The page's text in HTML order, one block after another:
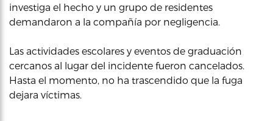
investiga el hecho y un grupo de residentes
demandaron a la compañía por negligencia.
Las actividades escolares y eventos de graduación
cercanos al lugar del incidente fueron cancelados.
Hasta el momento, no ha trascendido que la fuga
dejara víctimas.